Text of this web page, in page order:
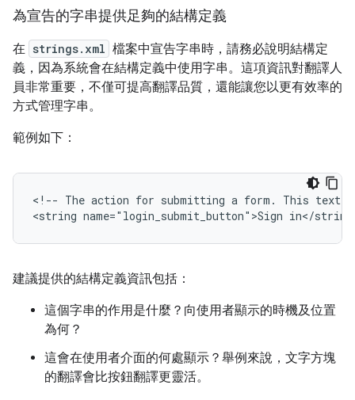
為宣告的字串提供足夠的結構定義
在 strings.xml 檔案中宣告字串時，請務必說明結構定
義，因為系統會在結構定義中使用字串。這項資訊對翻譯人
員非常重要，不僅可提高翻譯品質，還能讓您以更有效率的
方式管理字串。
範例如下：
<!-- The action for submitting a form. This text
<string name="login_submit_button">Sign in</
建議提供的結構定義資訊包括：
這個字串的作用是什麼？向使用者顯示的時機及位置
為何？
這會在使用者介面的何處顯示？舉例來說，文字方塊
的翻譯會比按鈕翻譯更靈活。